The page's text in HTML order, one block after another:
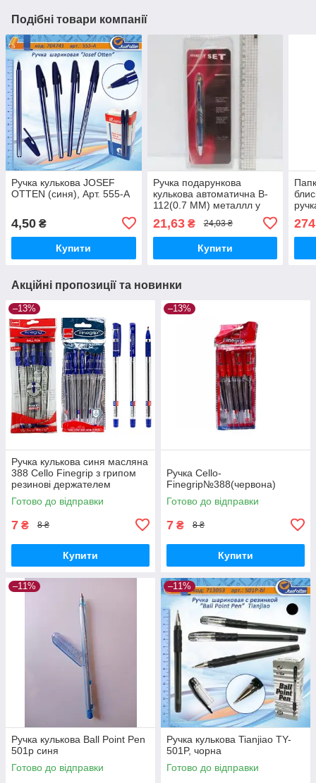
Подібні товари компанії
Ручка кулькова JOSEF
OTTEN (синя), Арт. 555-А
4,50 ₴
Купити
Ручка подарункова
кулькова автоматична B-
112(0.7 MM) металлл у
блістері J. O. синій, сірий
метал
21,63₴ 24,03 ₴
Купити
Акційні пропозиції та новинки
–13%
Ручка кулькова синя масляна
388 Cello Finegrip з грипом
резинові держателем
Готово до відправки
7 ₴ 8 ₴
Купити
–13%
Ручка Cello-
Finegrip№388(червона)
Готово до відправки
7 ₴ 8 ₴
Купити
–11%
Ручка кулькова Ball Point Pen
501p синя
Готово до відправки
–11%
Ручка кулькова Tianjiao TY-
501P, чорна
Готово до відправки